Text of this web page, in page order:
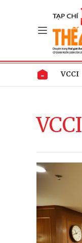
VCCI
VCCI